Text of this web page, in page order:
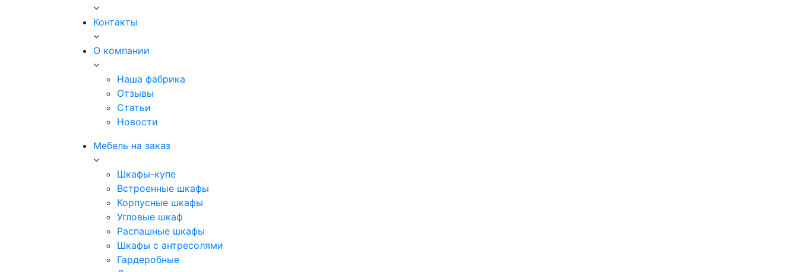
Контакты
О компании
Наша фабрика
Отзывы
Статьи
Новости
Мебель на заказ
Шкафы-купе
Встроенные шкафы
Корпусные шкафы
Угловые шкаф
Распашные шкафы
Шкафы с антресолями
Гардеробные